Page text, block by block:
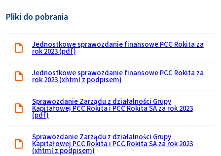
Pliki do pobrania
Jednostkowe sprawozdanie finansowe PCC Rokita za
rok 2023 (pdf)
Jednostkowe sprawozdanie finansowe PCC Rokita za
rok 2023 (xhtml z podpisem)
Sprawozdanie Zarządu z działalności Grupy
Kapitałowej PCC Rokita i PCC Rokita SA za rok 2023
(pdf)
Sprawozdanie Zarządu z działalności Grupy
Kapitałowej PCC Rokita i PCC Rokita SA za rok 2023
(xhtml z podpisem)